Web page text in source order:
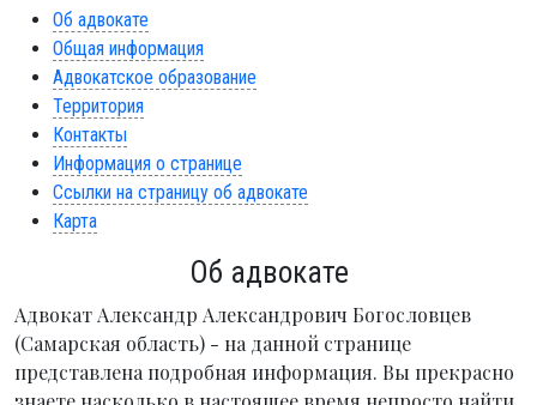
Об адвокате
Общая информация
Адвокатское образование
Территория
Контакты
Информация о странице
Ссылки на страницу об адвокате
Карта
Об адвокате
Адвокат Александр Александрович Богословцев
(Самарская область) - на данной странице
представлена подробная информация. Вы прекрасно